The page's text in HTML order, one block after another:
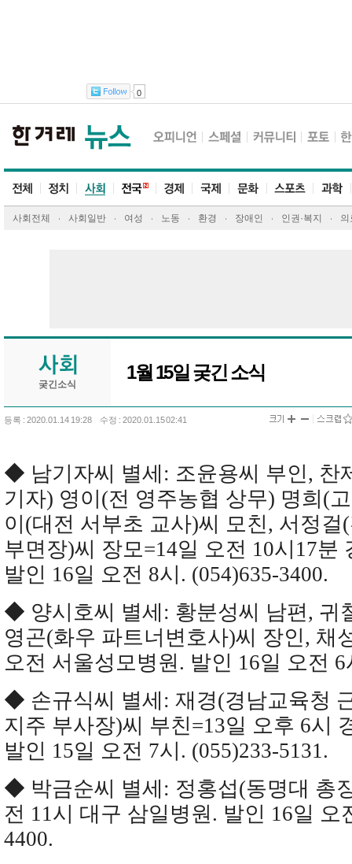
0
사회전체 사회일반 여성 노동 환경 장애인 인권·복지 의
궂긴소식
1월 15일 궂긴 소식
등록 : 2020.01.14 19:28 수정 : 2020.01.15 02:41
◆ 남기자씨 별세: 조윤용씨 부인, 찬
기자) 영이(전 영주농협 상무) 명희(
이(대전 서부초 교사)씨 모친, 서정걸
부면장)씨 장모=14일 오전 10시17분
발인 16일 오전 8시. (054)635-3400.
◆ 양시호씨 별세: 황분성씨 남편, 귀
영곤(화우 파트너변호사)씨 장인, 채
오전 서울성모병원. 발인 16일 오전 6
◆ 손규식씨 별세: 재경(경남교육청
지주 부사장)씨 부친=13일 오후 6시
발인 15일 오전 7시. (055)233-5131.
◆ 박금순씨 별세: 정홍섭(동명대 총
전 11시 대구 삼일병원. 발인 16일 오
4400.